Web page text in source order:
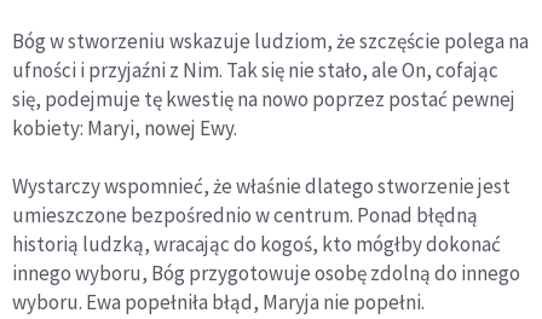
Bóg w stworzeniu wskazuje ludziom, że szczęście polega na
ufności i przyjaźni z Nim. Tak się nie stało, ale On, cofając
się, podejmuje tę kwestię na nowo poprzez postać pewnej
kobiety: Maryi, nowej Ewy.
Wystarczy wspomnieć, że właśnie dlatego stworzenie jest
umieszczone bezpośrednio w centrum. Ponad błędną
historią ludzką, wracając do kogoś, kto mógłby dokonać
innego wyboru, Bóg przygotowuje osobę zdolną do innego
wyboru. Ewa popełniła błąd, Maryja nie popełni.